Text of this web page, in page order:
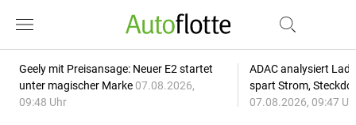
Geely mit Preisansage: Neuer E2 startet
unter magischer Marke 07.08.2026,
09:48 Uhr
ADAC analysiert
spart Strom,
07.08.2026, 09:47